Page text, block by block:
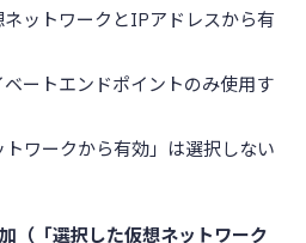
ネットワークとIPアドレスから有
ベートエンドポイントのみ使用す
ワークから有効」は選択しない
（「選択した仮想ネットワーク